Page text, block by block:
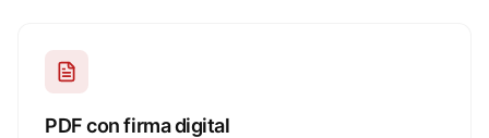
PDF con firma digital